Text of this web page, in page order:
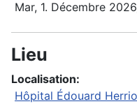
Mar, 1. Décembre 2026
Lieu
Localisation:
Hôpital Édouard